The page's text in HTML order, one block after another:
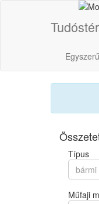
Tudóstér
Típus
bármi
Műfaji